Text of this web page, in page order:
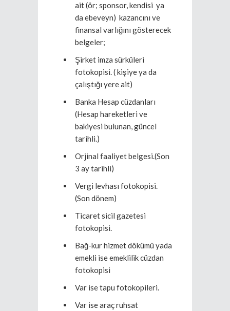
ait (ör; sponsor, kendisi ya
da ebeveyn) kazancını ve
finansal varlığını gösterecek
belgeler;
Şirket imza sürküleri
fotokopisi. ( kişiye ya da
çalıştığı yere ait)
Banka Hesap cüzdanları
(Hesap hareketleri ve
bakiyesi bulunan, güncel
tarihli.)
Orjinal faaliyet belgesi.(Son
3 ay tarihli)
Vergi levhası fotokopisi.
(Son dönem)
Ticaret sicil gazetesi
fotokopisi.
Bağ-kur hizmet dökümü yada
emekli ise emeklilik cüzdan
fotokopisi
Var ise tapu fotokopileri.
Var ise araç ruhsat